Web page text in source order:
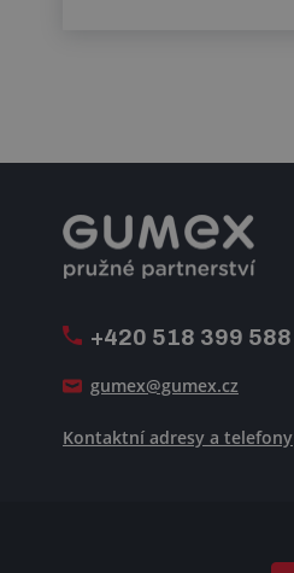
+420 518 399 588
gumex@gumex.cz
Kontaktní adresy a telefony